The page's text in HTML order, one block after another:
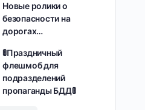
Новые ролики о
безопасности на
дорогах…
🚦Праздничный
флешмоб для
подразделений
пропаганды БДД🚦